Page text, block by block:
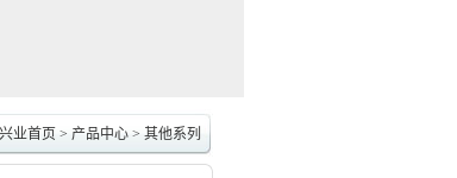
兴业首页 > 产品中心> 其他系列